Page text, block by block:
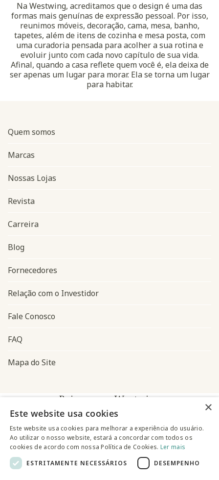
Na Westwing, acreditamos que o design é uma das
formas mais genuínas de expressão pessoal. Por isso,
reunimos móveis, decoração, cama, mesa, banho,
tapetes, além de itens de cozinha e mesa posta, com
uma curadoria pensada para acolher a sua rotina e
evoluir junto com cada novo capítulo de sua vida.
Afinal, quando a casa reflete quem você é, ela deixa de
ser apenas um lugar para morar. Ela se torna um lugar
para habitar.
Navegação do rodapé
Quem somos
Marcas
Nossas Lojas
Revista
Carreira
Blog
Fornecedores
Relação com o Investidor
Fale Conosco
FAQ
Mapa do Site
Baixe o app Westwing
×
Este website usa cookies
Este website usa cookies para melhorar a experiência do usuário.
Ao utilizar o nosso website, estará a concordar com todos os
cookies de acordo com nossa Política de Cookies. Ler mais
ESTRITAMENTE NECESSÁRIOS
DESEMPENHO